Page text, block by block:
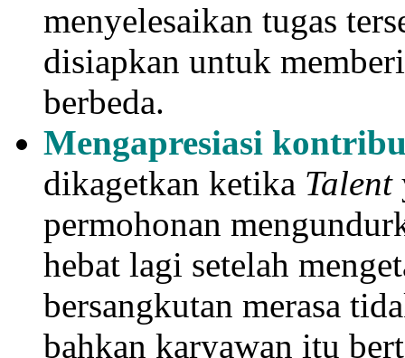
menyelesaikan tugas
disiapkan untuk
berbeda.
Mengapresiasi
dikagetkan ketika Talent
permohonan
hebat lagi setelah
bersangkutan merasa
bahkan karyawan itu